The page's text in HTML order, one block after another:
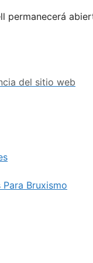
permanecerá
del sitio web
Bruxismo